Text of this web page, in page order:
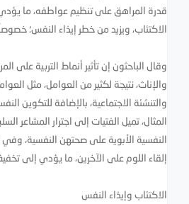
قدرة المراهق على تنظيم عواطفه، ما
الاكتئاب، ويزيد من خطر إيذاء النفس؛
وقال الباحثون إن تأثير أنماط التربية على
والإناث، نتيجة لكثير من العوامل، مثل
والتنشئة الاجتماعية، بالإضافة للتكوين
المثال، تميل الفتيات إلى اجترار المشاعر
النفسية الأبوية على صحتهن النفسية، وفي
إلقاء اللوم على الآخرين، ما يؤدي إلى
الاكتئاب وإيذاء النفس